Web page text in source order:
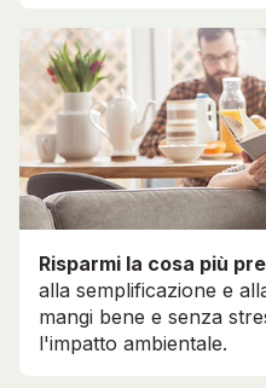
Risparmi la cosa più
alla semplificazione e
mangi bene e senza
l'impatto ambientale.